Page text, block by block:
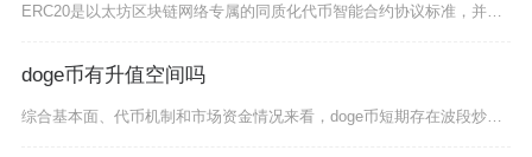
ERC20是以太坊区块链网络专属的同质化代币智能合约协议标准，并非独立公链，是以太坊生态最
doge币有升值空间吗
综合基本面、代币机制和市场资金情况来看，doge币短期存在波段炒作升值机会，但长期升值空间